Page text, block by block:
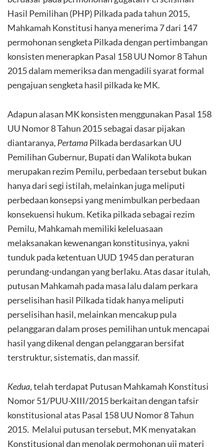
Hasil Pemilihan (PHP) Pilkada pada tahun 2015,
Mahkamah Konstitusi hanya menerima 7 dari 147
permohonan sengketa Pilkada dengan pertimbangan
konsisten menerapkan Pasal 158 UU Nomor 8 Tahun
2015 dalam memeriksa dan mengadili syarat formal
pengajuan sengketa hasil pilkada ke MK.
Adapun alasan MK konsisten menggunakan Pasal 158
UU Nomor 8 Tahun 2015 sebagai dasar pijakan
diantaranya, PertamaPilkada berdasarkan UU
Pemilihan Gubernur, Bupati dan Walikota bukan
merupakan rezim Pemilu, perbedaan tersebut bukan
hanya dari segi istilah, melainkan juga meliputi
perbedaan konsepsi yang menimbulkan perbedaan
konsekuensi hukum. Ketika pilkada sebagai rezim
Pemilu, Mahkamah memiliki keleluasaan
melaksanakan kewenangan konstitusinya, yakni
tunduk pada ketentuan UUD 1945 dan peraturan
perundang-undangan yang berlaku. Atas dasar itulah,
putusan Mahkamah pada masa lalu dalam perkara
perselisihan hasil Pilkada tidak hanya meliputi
perselisihan hasil, melainkan mencakup pula
pelanggaran dalam proses pemilihan untuk mencapai
hasil yang dikenal dengan pelanggaran bersifat
terstruktur, sistematis, dan massif.
Kedua, telah terdapat Putusan Mahkamah Konstitusi
Nomor 51/PUU-XIII/2015 berkaitan dengan tafsir
konstitusional atas Pasal 158 UU Nomor 8 Tahun
2015. Melalui putusan tersebut, MK menyatakan
Konstitusional dan menolak permohonan uji materi